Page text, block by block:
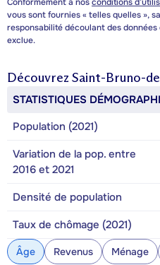
vous sont fournies « telles quelles »,
responsabilité découlant des
exclue.
Découvrez Saint-Bruno-
STATISTIQUES
Population (2021)
Variation de la pop. entre
2016 et 2021
Densité de population
Taux de chômage (2021)
Âge Revenus Ménage